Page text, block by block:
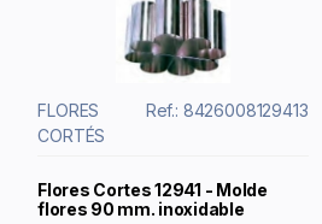
FLORES
CORTÉS
Ref.: 8426008129413
Flores Cortes 12941 - Molde
flores 90 mm. inoxidable